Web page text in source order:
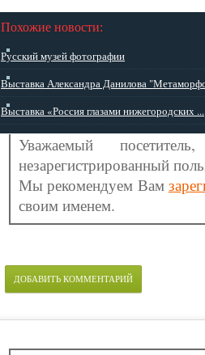
Похожие новости:
Русский музей фотографии
Выставка Александра Данилова
Выставка «Россия глазами нижегородских ...
Уважаемый
незарегистрированный
Мы рекомендуем Вам
своим именем.
ДОБАВИТЬ КОММЕНТАРИЙ